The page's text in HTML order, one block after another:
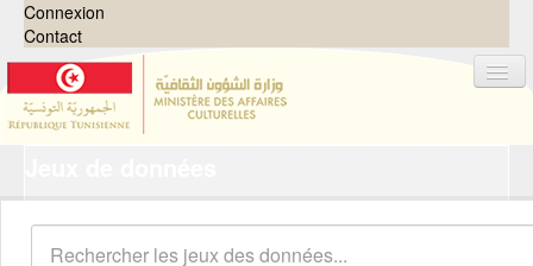
Connexion
Contact
Organisations
Groupes